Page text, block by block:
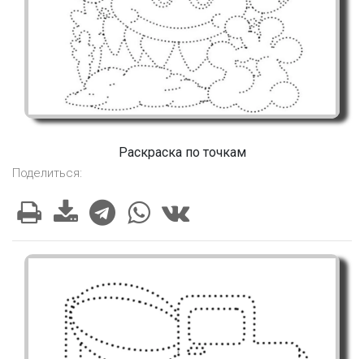
Раскраска по точкам
Поделиться: